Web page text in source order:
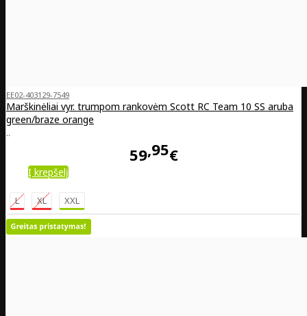
EE02-403129-7549
Marškinėliai vyr. trumpom rankovėm Scott RC Team 10 SS aruba
green/braze orange
..
59 95€
Į krepšelį
L XL XXL